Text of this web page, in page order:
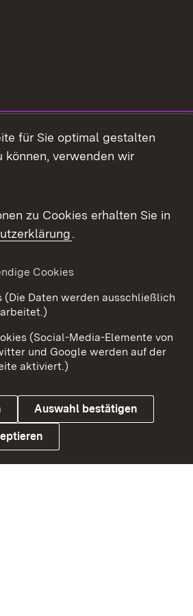
Barrierefreiheit
Cookies
für Sie optimal gestalten
können, verwenden wir
zu Cookies erhalten Sie in
.
Cookies
(Die Daten werden ausschließlich
(Social-Media-Elemente von
und Google werden auf der
aktiviert.)
Auswahl bestätigen